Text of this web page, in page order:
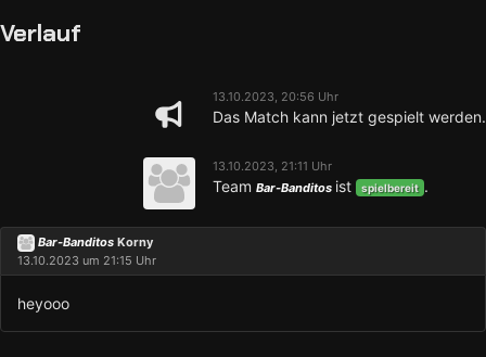
Verlauf
13.10.2023, 20:56 Uhr
Das Match kann jetzt gespielt werden.
13.10.2023, 21:11 Uhr
Team Bar-Banditos ist spielbereit .
Bar-Banditos Korny
13.10.2023 um 21:15 Uhr
heyooo